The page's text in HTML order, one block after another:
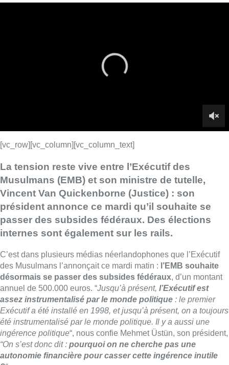
Vincent Van Quickenborne (Justice) : son
président annonce ce mardi qu’il souhaite se
C’est dans plusieurs médias néerlandophones que l’Exécutif
l’EMB souhaite
désormais se passer des subsides fédéraux
annuel de 500.000 euros. “
Jusqu’à présent,
assez instrumentalisé par le monde politique
: le premier
été instrumentalisé par le monde politique. Il y a aussi une
ingérence politique“, nous confie Mehmet Üstün, son président,
“On s’est donc dit :pourquoi on ne cherche pas une
autonomie financière pour casser cette ingérence inutile
?“.
Cette subvention, allouée comme frais de fonctionnement,
permet ainsi de couvrir “
la rémunération du personnel, le coût
d’achat, de location et d’aménagement des locaux, le coût
d’acquisition des équipements et fournitures nécessaires ainsi
que tous les autres frais de fonctionnement, directs et indirects,
se rapportant à la structuration de l’activité de l’Exécutif
“, lit-on
dans l’Arrêté royal fixant cette subvention, cité par le CRAIG
(Centre de Recherche en Action publique, Intégration et
Gouvernance).
Mais sans subvention fédérale,où trouver cette somme,